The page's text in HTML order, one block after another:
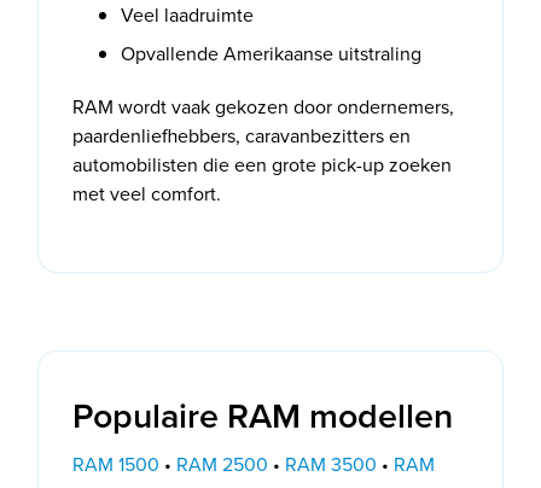
Veel laadruimte
Opvallende Amerikaanse uitstraling
RAM wordt vaak gekozen door ondernemers,
paardenliefhebbers, caravanbezitters en
automobilisten die een grote pick-up zoeken
met veel comfort.
Populaire RAM modellen
RAM 1500 • RAM 2500 • RAM 3500 • RAM